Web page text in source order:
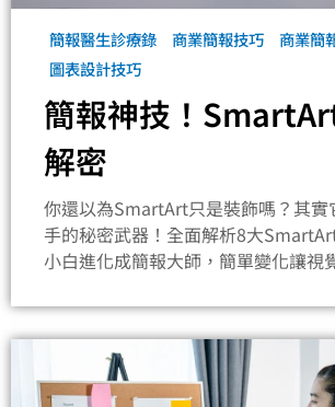
簡報醫生診療錄 商業簡報技巧
商業簡
圖表設計技巧
簡報神技！
解密
你還以為SmartArt只是裝飾嗎？其實
手的秘密武器！全面解析8大
小白進化成簡報大師，簡單變化讓視